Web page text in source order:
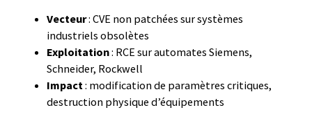
Vecteur: CVE non patchées sur systèmes
industriels obsolètes
Exploitation: RCE sur automates Siemens,
Schneider, Rockwell
Impact : modification de paramètres critiques,
destruction physique d’équipements